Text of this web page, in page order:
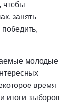
чтобы
занять
молодые
время
итоги выборов